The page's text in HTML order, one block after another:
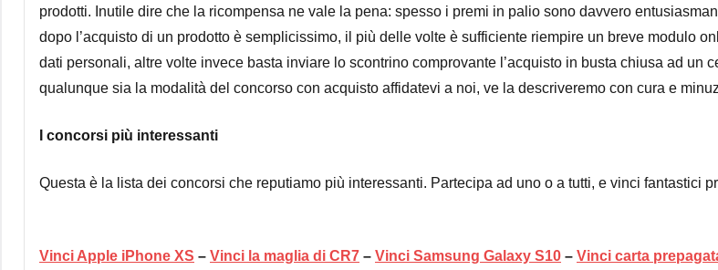
prodotti. Inutile dire che la ricompensa ne vale la pena: spesso i premi in palio sono davvero
dopo l’acquisto di un prodotto è semplicissimo, il più delle volte è sufficiente riempire un breve modulo
dati personali, altre volte invece basta inviare lo scontrino comprovante l’acquisto in busta chiusa ad un
qualunque sia la modalità del concorso con acquisto affidatevi a noi, ve la descriveremo con cura e
I concorsi più interessanti
Questa è la lista dei concorsi che reputiamo più interessanti. Partecipa ad uno o a tutti, e vinci fantastici
Vinci Apple iPhone XS – Vinci la maglia di CR7 – Vinci Samsung Galaxy S10 – Vinci carta